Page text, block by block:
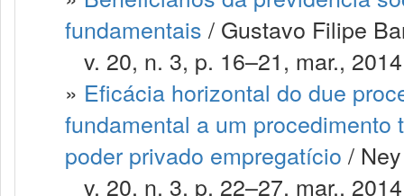
fundamentais / Gustavo Filipe
v. 20, n. 3, p. 16–21, mar.,
» Eficácia horizontal do due
fundamental a um
poder privado empregatício /
v. 20, n. 3, p. 22–27, mar.,